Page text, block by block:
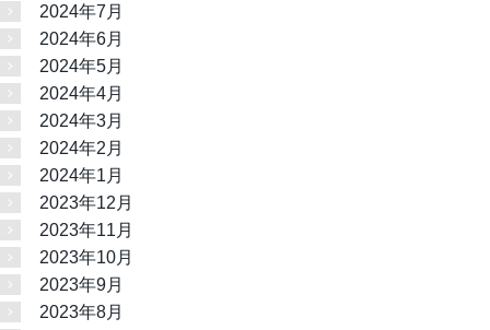
2024年7月
2024年6月
2024年5月
2024年4月
2024年3月
2024年2月
2024年1月
2023年12月
2023年11月
2023年10月
2023年9月
2023年8月